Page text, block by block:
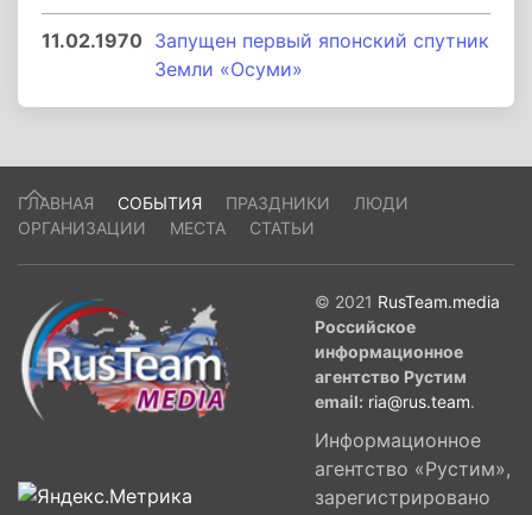
11.02.1970 Запущен первый японский спутник
Земли «Осуми»
ГЛАВНАЯ СОБЫТИЯ ПРАЗДНИКИ
ЛЮДИ
ОРГАНИЗАЦИИ
МЕСТА СТАТЬИ
© 2021 RusTeam.media
Российское
информационное
агентство Рустим
email: ria@rus.team.
Информационное
агентство «Рустим»,
зарегистрировано